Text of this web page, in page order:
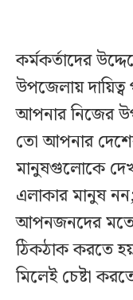
কর্মকর্তাদের
উপজেলায়
আপনার নিজের
তো আপনার
মানুষগুলোকে
এলাকার মানুষ
আপনজনদের
ঠিকঠাক করতে
মিলেই চেষ্টা